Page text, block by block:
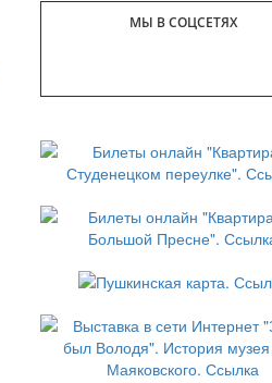
МЫ В СОЦСЕТЯХ